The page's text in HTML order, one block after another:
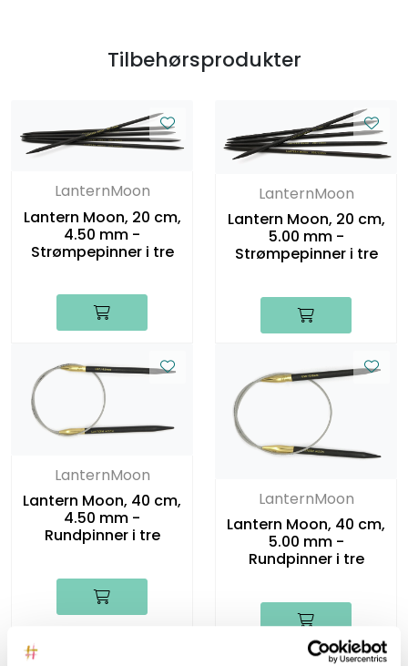
Tilbehørsprodukter
LanternMoon
Lantern Moon, 20 cm,
4.50 mm -
Strømpepinner i tre
LanternMoon
Lantern Moon, 20 cm,
5.00 mm -
Strømpepinner i tre
LanternMoon
Lantern Moon, 40 cm,
4.50 mm -
Rundpinner i tre
LanternMoon
Lantern Moon, 40 cm,
5.00 mm -
Rundpinner i tre